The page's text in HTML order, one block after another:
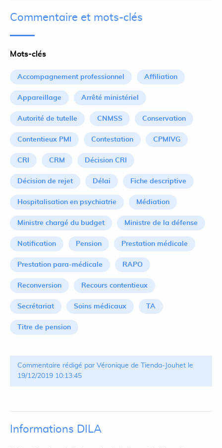
Commentaire et mots-clés
Mots-clés
Accompagnement professionnel Affiliation
Appareillage Arrêté ministériel
Autorité de tutelle CNMSS Conservation
Contentieux PMI Contestation CPMIVG
CRI CRM Décision CRI
Décision de rejet Délai Fiche descriptive
Hospitalisation en psychiatrie Médiation
Ministre chargé du budget Ministre de la défense
Notification Pension Prestation médicale
Prestation para-médicale RAPO
Reconversion Recours contentieux
Secrétariat Soins médicaux TA
Titre de pension
Commentaire rédigé par Véronique de Tienda-Jouhet le
19/12/2019 10:13:45
Informations DILA